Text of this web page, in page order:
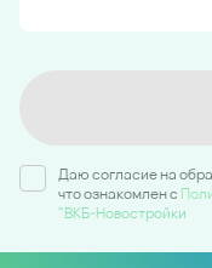
Даю согласие на
что ознакомлен c
"ВКБ-Новостройки